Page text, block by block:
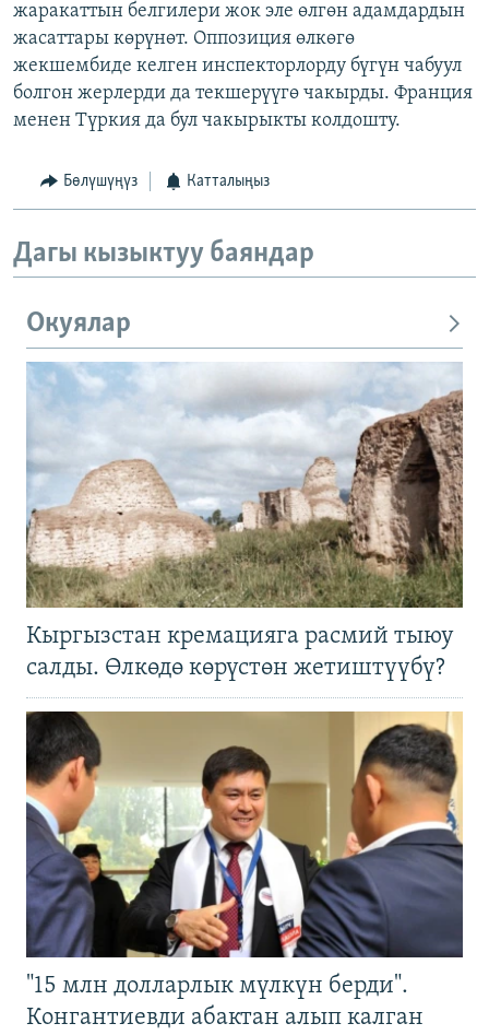
жаракаттын белгилери жок эле өлгөн адамдардын
жасаттары көрүнөт. Оппозиция өлкөгө
жекшембиде келген инспекторлорду бүгүн чабуул
болгон жерлерди да текшерүүгө чакырды. Франция
менен Түркия да бул чакырыкты колдошту.
Бөлүшүңүз Катталыңыз
Дагы кызыктуу баяндар
Окуялар
Кыргызстан кремацияга расмий тыюу
салды. Өлкөдө көрүстөн жетиштүүбү?
"15 млн долларлык мүлкүн берди".
Конгантиевди абактан алып калган